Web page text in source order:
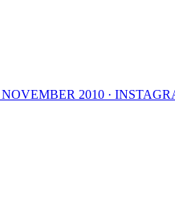
NOVEMBER 2010 ·